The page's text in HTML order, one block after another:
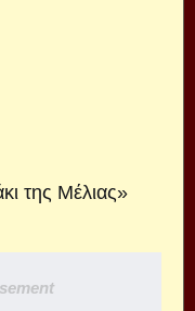
της Μέλιας»